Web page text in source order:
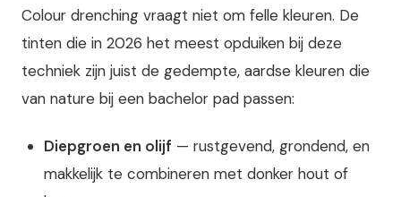
Colour drenching vraagt niet om felle kleuren. De
tinten die in 2026 het meest opduiken bij deze
techniek zijn juist de gedempte, aardse kleuren die
van nature bij een bachelor pad passen:
Diepgroen en olijf — rustgevend, grondend, en
makkelijk te combineren met donker hout of